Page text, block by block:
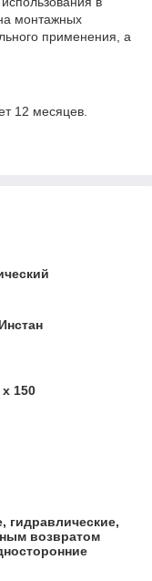
монтажных
применения, а
12 месяцев.
х 150
гидравлические,
возвратом